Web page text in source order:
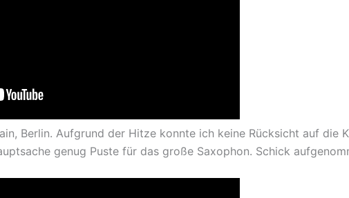
Berlin. Aufgrund der Hitze konnte ich keine Rücksicht auf die
genug Puste für das große Saxophon. Schick